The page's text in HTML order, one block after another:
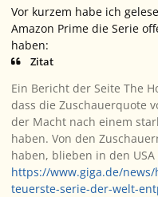
Vor kurzem habe ich
Amazon Prime die Serie
haben:
Zitat
Ein Bericht der Seite The
dass die Zuschauerquote
der Macht nach einem
haben. Von den
haben, blieben in den
https://www.giga.de/
teuerste-serie-der-welt-